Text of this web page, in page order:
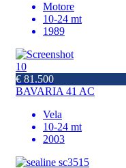
Motore
10-24 mt
1989
10
€ 81.500
BAVARIA 41 AC
Vela
10-24 mt
2003